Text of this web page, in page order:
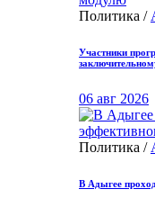
Политика /
Участники
06 авг 2026
Политика /
В Адыгее